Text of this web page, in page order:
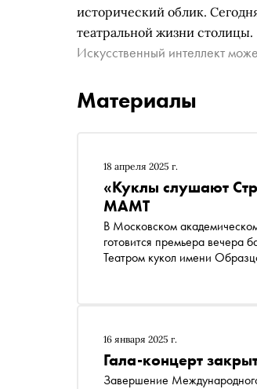
исторический облик.
театральной жизни столицы.
Искусственный интеллект
Материалы
18 апреля 2025 г.
«Куклы слушают
МАМТ
В Московском
готовится премьера вечера
Театром кукол имени
16 января 2025 г.
Гала-концерт
Завершение